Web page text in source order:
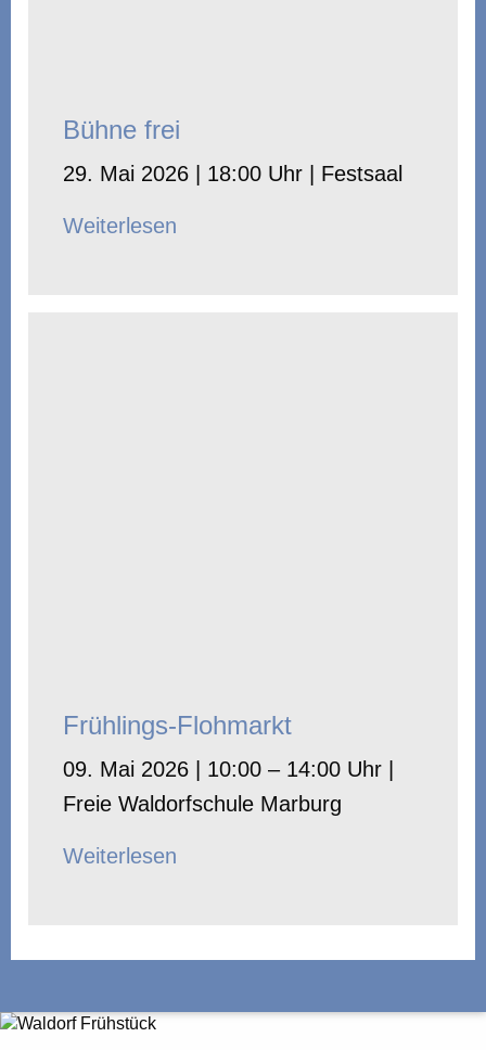
Bühne frei
29. Mai 2026 | 18:00 Uhr | Festsaal
Weiterlesen
Frühlings-Flohmarkt
09. Mai 2026 | 10:00 – 14:00 Uhr |
Freie Waldorfschule Marburg
Weiterlesen